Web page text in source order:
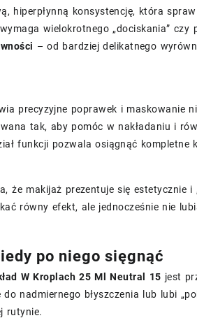
hiperpłynną konsystencję, która
wielokrotnego „dociskania”
– od bardziej delikatnego
precyzyjne poprawek i maskowanie
tak, aby pomóc w nakładaniu i
funkcji pozwala osiągnąć kompletne
że makijaż prezentuje się estetycznie i
równy efekt, ale jednocześnie nie
po niego sięgnąć
W Kroplach 25 Ml Neutral 15 jest
nadmiernego błyszczenia lub lubi
rutynie.